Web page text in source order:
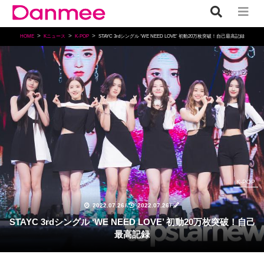
HOME Kニュース K-POP STAYC 3rdシングル ‘WE NEED LOVE’ 初動20万枚突破！自己最高記録
2022.07.26/ 2022.07.26/
K-POP
STAYC 3rdシングル ‘WE NEED LOVE’ 初動20万枚突破！自己
最高記録